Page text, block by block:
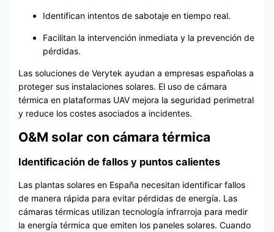
Identifican intentos de sabotaje en tiempo real.
Facilitan la intervención inmediata y la prevención de
pérdidas.
Las soluciones de Verytek ayudan a empresas españolas a
proteger sus instalaciones solares. El uso de cámara
térmica en plataformas UAV mejora la seguridad perimetral
y reduce los costes asociados a incidentes.
O&M solar con cámara térmica
Identificación de fallos y puntos calientes
Las plantas solares en España necesitan identificar fallos
de manera rápida para evitar pérdidas de energía. Las
cámaras térmicas utilizan tecnología infrarroja para medir
la energía térmica que emiten los paneles solares. Cuando